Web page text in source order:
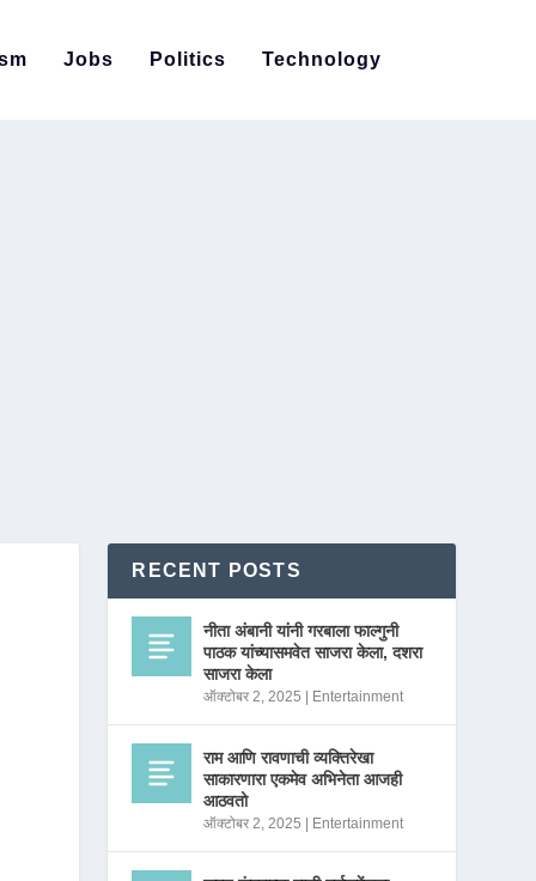
Jobs Politics Technology
RECENT POSTS
नीता अंबानी यांनी गरबाला फाल्गुनी
पाठक यांच्यासमवेत साजरा केला, दशरा
साजरा केला
ऑक्टोबर 2, 2025 Entertainment
राम आणि रावणाची व्यक्तिरेखा
साकारणारा एकमेव अभिनेता आजही
आठवतो
ऑक्टोबर 2, 2025 Entertainment